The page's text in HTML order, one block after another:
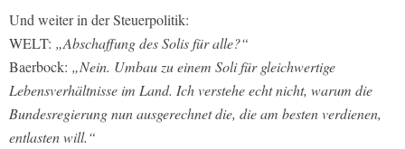
Und weiter in der Steuerpolitik:
WELT: „Abschaffung des Solis für alle?“
Baerbock: „Nein. Umbau zu einem Soli für gleichwertige
Lebensverhältnisse im Land. Ich verstehe echt nicht, warum die
Bundesregierung nun ausgerechnet die, die am besten verdienen,
entlasten will.“